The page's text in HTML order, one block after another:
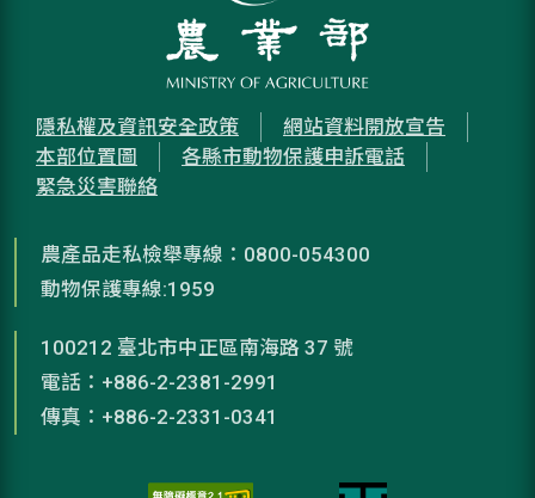
隱私權及資訊安全政策
網站資料開放宣告
本部位置圖
各縣市動物保護申訴電話
緊急災害聯絡
農產品走私檢舉專線：0800-054300
動物保護專線:1959
100212 臺北市中正區南海路 37 號
電話：+886-2-2381-2991
傳真：+886-2-2331-0341